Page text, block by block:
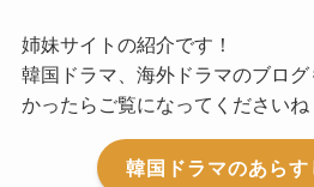
姉妹サイトの紹介です！
韓国ドラマ、海外ドラマのブロ
かったらご覧になってくださいね
韓国ドラマのあらす